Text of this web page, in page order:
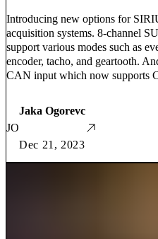
Introducing new options for
acquisition systems. 8-channel
support various modes such as
encoder, tacho, and geartooth.
CAN input which now supports
JO
Jaka Ogorevc
Dec 21, 2023